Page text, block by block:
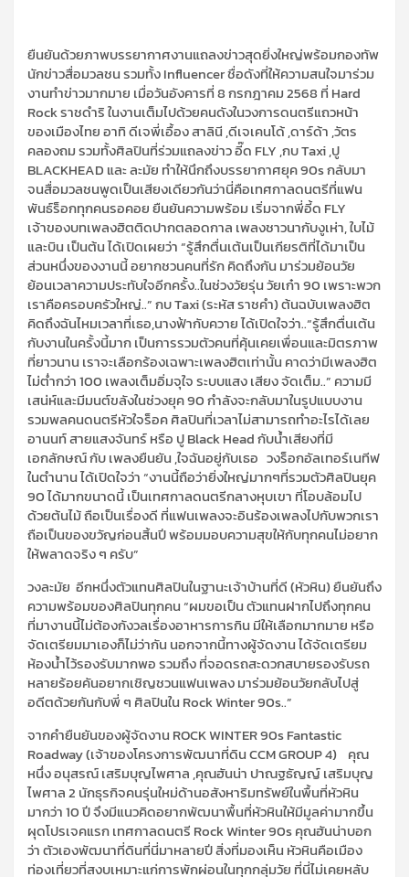
ยืนยันด้วยภาพบรรยากาศงานแถลงข่าวสุดยิ่งใหญ่พร้อมกองทัพ
นักข่าวสื่อมวลชน รวมทั้ง Influencer ชื่อดังที่ให้ความสนใจมาร่วม
งานทำข่าวมากมาย เมื่อวันอังคารที่ 8 กรกฎาคม 2568 ที่ Hard
Rock ราชดำริ ในงานเต็มไปด้วยคนดังในวงการดนตรีแถวหน้า
ของเมืองไทย อาทิดีเจพี่เอื้องสาลินี ,ดีเจเคนโด้ ,ดาร์ด้า ,วัตร
คลองถมรวมทั้งศิลปินที่ร่วมแถลงข่าวอี๊ด FLY ,กบ Taxi ,ปู
BLACKHEAD และละมัย ทำให้นึกถึงบรรยากาศยุค 90s กลับมา
จนสื่อมวลชนพูดเป็นเสียงเดียวกันว่านี่คือเทศกาลดนตรีที่แฟน
พันธ์ร็อกทุกคนรอคอย ยืนยันความพร้อม เริ่มจากพี่อี้ด FLY
เจ้าของบทเพลงฮิตติดปากตลอดกาล เพลงชาวนากับงูเห่า, ใบไม้
และบิน เป็นต้น ได้เปิดเผยว่า “รู้สึกตื่นเต้นเป็นเกียรติที่ได้มาเป็น
ส่วนหนึ่งของงานนี้ อยากชวนคนที่รัก คิดถึงกัน มาร่วมย้อนวัย
ย้อนเวลาความประทับใจอีกครั้ง..ในช่วงวัยรุ่น วัยเก๋า 90 เพราะพวก
เราคือครอบครัวใหญ่..”กบ Taxi (ระหัส ราชคำ)ต้นฉบับเพลงฮิต
คิดถึงฉันไหมเวลาที่เธอ,นางฟ้ากับควาย ได้เปิดใจว่า..“รู้สึกตื่นเต้น
กับงานในครั้งนี้มาก เป็นการรวมตัวคนที่คุ้นเคยเพื่อนและมิตรภาพ
ที่ยาวนาน เราจะเลือกร้องเฉพาะเพลงฮิตเท่านั้น คาดว่ามีเพลงฮิต
ไม่ต่ำกว่า 100 เพลงเต็มอิ่มจุใจ ระบบแสง เสียง จัดเต็ม..” ความมี
เสน่ห์และมีมนต์ขลังในช่วงยุค 90 กำลังจะกลับมาในรูปแบบงาน
รวมพลคนดนตรีหัวใจร็อคศิลปินที่เวลาไม่สามารถทำอะไรได้เลย
อานนท์ สายแสงจันทร์ หรือ ปู Black Headกับน้ำเสียงที่มี
เอกลักษณ์ กับ เพลงยืนยัน ,ใจฉันอยู่กับเธอ วงร็อกอัลเทอร์เนทีฟ
ในตำนานได้เปิดใจว่า “งานนี้ถือว่ายิ่งใหญ่มากๆที่รวมตัวศิลปินยุค
90 ได้มากขนาดนี้ เป็นเทศกาลดนตรีกลางหุบเขา ที่โอบล้อมไป
ด้วยต้นไม้ ถือเป็นเรื่องดี ที่แฟนเพลงจะอินร้องเพลงไปกับพวกเรา
ถือเป็นของขวัญก่อนสิ้นปี พร้อมมอบความสุขให้กับทุกคนไม่อยาก
ให้พลาดจริง ๆ ครับ”
วงละมัย อีกหนึ่งตัวแทนศิลปินในฐานะเจ้าบ้านที่ดี (หัวหิน) ยืนยันถึง
ความพร้อมของศิลปินทุกคน“ผมขอเป็น ตัวแทนฝากไปถึงทุกคน
ที่มางานนี้ไม่ต้องกังวลเรื่องอาหารการกิน มีให้เลือกมากมาย หรือ
จัดเตรียมมาเองก็ไม่ว่ากัน นอกจากนี้ทางผู้จัดงาน ได้จัดเตรียม
ห้องน้ำไว้รองรับมากพอ รวมถึง ที่จอดรถสะดวกสบายรองรับรถ
หลายร้อยคันอยากเชิญชวนแฟนเพลง มาร่วมย้อนวัยกลับไปสู่
อดีตด้วยกันกับพี่ ๆ ศิลปินใน Rock Winter 90s..”
จากคำยืนยันของผู้จัดงาน ROCK WINTER 90sFantastic
Roadway(เจ้าของโครงการพัฒนาที่ดิน CCM GROUP 4) คุณ
หนึ่ง อนุสรณ์ เสริมบุญไพศาล ,คุณฮันน่า ปาณฐธัญญ์ เสริมบุญ
ไพศาล2 นักธุรกิจคนรุ่นใหม่ด้านอสังหาริมทรัพย์ในพื้นที่หัวหิน
มากว่า 10 ปี จึงมีแนวคิดอยากพัฒนาพื้นที่หัวหินให้มีมูลค่ามากขึ้น
ผุดโปรเจคแรก เทศกาลดนตรี Rock Winter 90s คุณฮันน่าบอก
ว่า ตัวเองพัฒนาที่ดินที่นี่มาหลายปี สิ่งที่มองเห็น หัวหินคือเมือง
ท่องเที่ยวที่สงบเหมาะแก่การพักผ่อนในทุกกลุ่มวัย ที่นี่ไม่เคยหลับ